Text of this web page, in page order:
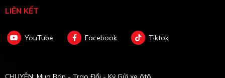
LIÊN KẾT
YouTube Facebook Tiktok